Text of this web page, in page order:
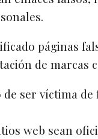
páginas
de marcas
ser víctima
web sean